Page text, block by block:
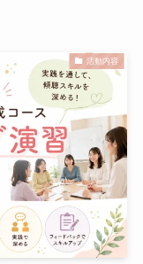
活動内容